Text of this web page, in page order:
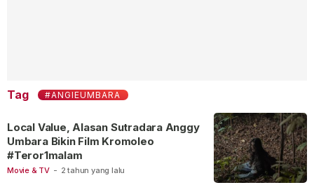
Tag #ANGIEUMBARA
Movie & TV - 2 tahun yang lalu
Local Value, Alasan Sutradara Anggy
Umbara Bikin Film Kromoleo
#Teror1malam